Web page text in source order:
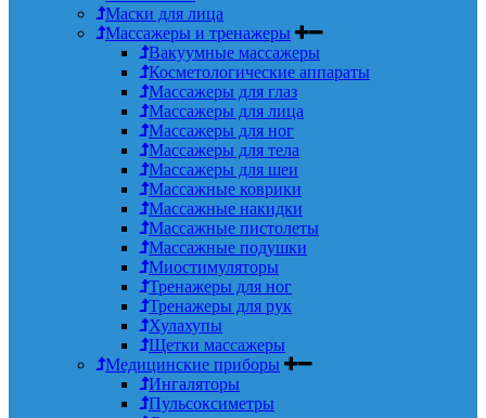
Маски для лица
Массажеры и тренажеры
Вакуумные массажеры
Косметологические аппараты
Массажеры для глаз
Массажеры для лица
Массажеры для ног
Массажеры для тела
Массажеры для шеи
Массажные коврики
Массажные накидки
Массажные пистолеты
Массажные подушки
Миостимуляторы
Тренажеры для ног
Тренажеры для рук
Хулахупы
Щетки массажеры
Медицинские приборы
Ингаляторы
Пульсоксиметры